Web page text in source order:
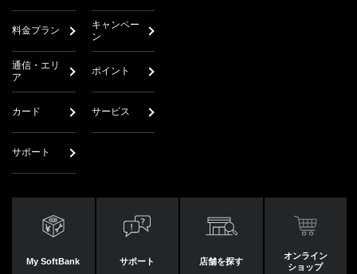
料金プラン
キャンペー
ン
通信・エリ
ア
ポイント
カード サービス
サポート
My SoftBank サポート 店舗を探す
オンライン
ショップ